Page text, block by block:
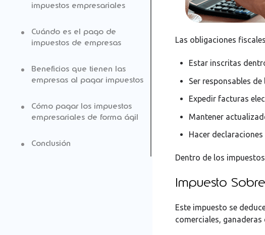
impuestos empresariales
Cuándo es el pago de
impuestos de empresas
Beneficios que tienen las
empresas al pagar impuestos
Cómo pagar los impuestos
empresariales de forma ágil
Conclusión
Las obligaciones
Estar inscritas
Ser responsables
Expedir facturas
Mantener
Hacer
Dentro de los
Impuesto
Este impuesto se
comerciales,